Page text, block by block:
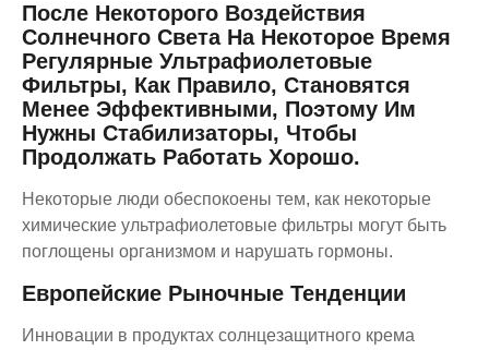
После Некоторого Воздействия
Солнечного Света На Некоторое Время
Регулярные Ультрафиолетовые
Фильтры, Как Правило, Становятся
Менее Эффективными, Поэтому Им
Нужны Стабилизаторы, Чтобы
Продолжать Работать Хорошо.
Некоторые люди обеспокоены тем, как некоторые
химические ультрафиолетовые фильтры могут быть
поглощены организмом и нарушать гормоны.
Европейские Рыночные Тенденции
Инновации в продуктах солнцезащитного крема